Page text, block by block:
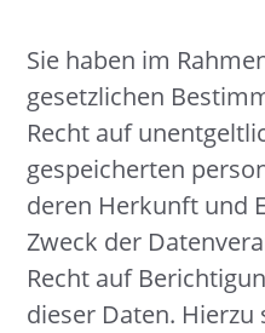
Sie haben im
gesetzlichen
Recht auf
gespeicherten
deren Herkunft und
Zweck der
Recht auf
dieser Daten.